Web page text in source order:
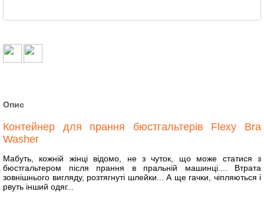
Опис
Контейнер для прання бюстгальтерів Flexy Bra
Washer
Мабуть, кожній жінці відомо, не з чуток, що може статися з
бюстгальтером після прання в пральній машинці.... Втрата
зовнішнього вигляду, розтягнуті шлейки... А ще гачки, чіпляються і
рвуть інший одяг...